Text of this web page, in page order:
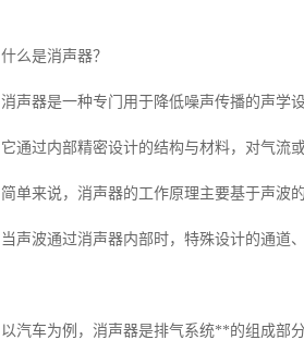
什么是消声器？
消声器是一种专门用于降低噪声传播的声学
它通过内部精密设计的结构与材料，对气流
简单来说，消声器的工作原理主要基于声波
当声波通过消声器内部时，特殊设计的通道
以汽车为例，消声器是排气系统**的组成部分